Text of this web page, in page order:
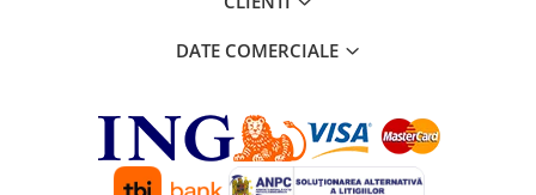
DATE COMERCIALE